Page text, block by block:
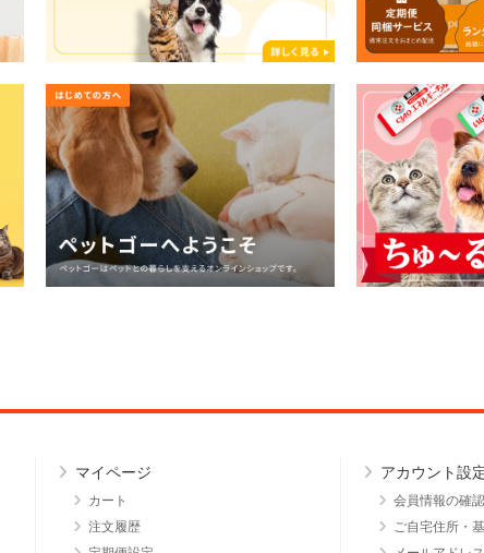
マイページ
カート
注文履歴
アカウント設
会員情報の確認
ご自宅住所・